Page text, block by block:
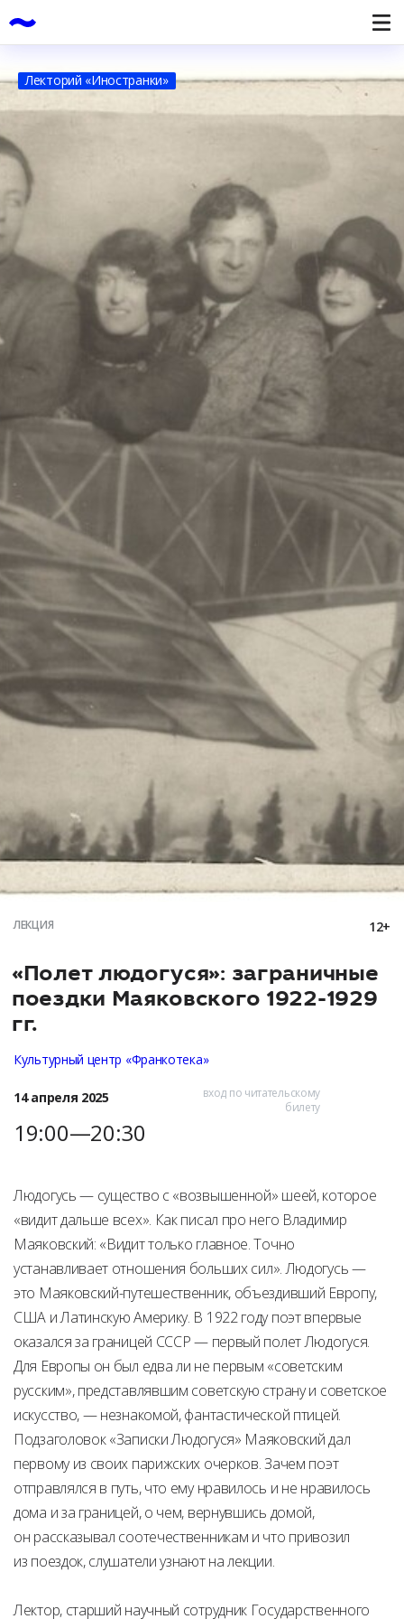
Лекторий «Иностранки»
ЛЕКЦИЯ 12+
«Полет людогуся»: заграничные
поездки Маяковского 1922-1929
гг.
Культурный центр «Франкотека»
14 апреля 2025
19:00—20:30
вход по читательскому
билету
Людогусь — существо с «возвышенной» шеей, которое
«видит дальше всех». Как писал про него Владимир
Маяковский: «Видит только главное. Точно
устанавливает отношения больших сил». Людогусь —
это Маяковский-путешественник, объездивший Европу,
США и Латинскую Америку. В 1922 году поэт впервые
оказался за границей СССР — первый полет Людогуся.
Для Европы он был едва ли не первым «советским
русским», представлявшим советскую страну и советское
искусство, — незнакомой, фантастической птицей.
Подзаголовок «Записки Людогуся» Маяковский дал
первому из своих парижских очерков. Зачем поэт
отправлялся в путь, что ему нравилось и не нравилось
дома и за границей, о чем, вернувшись домой,
он рассказывал соотечественникам и что привозил
из поездок, слушатели узнают на лекции.
Лектор, старший научный сотрудник Государственного